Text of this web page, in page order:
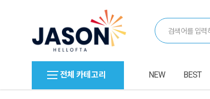
전체 카테고리 NEW BEST